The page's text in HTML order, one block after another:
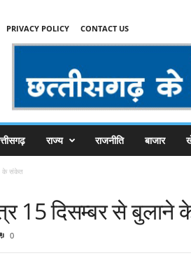
PRIVACY POLICY CONTACT US
राज्य राजनीति बाजार
के संकेत
15 दिसम्बर से
0